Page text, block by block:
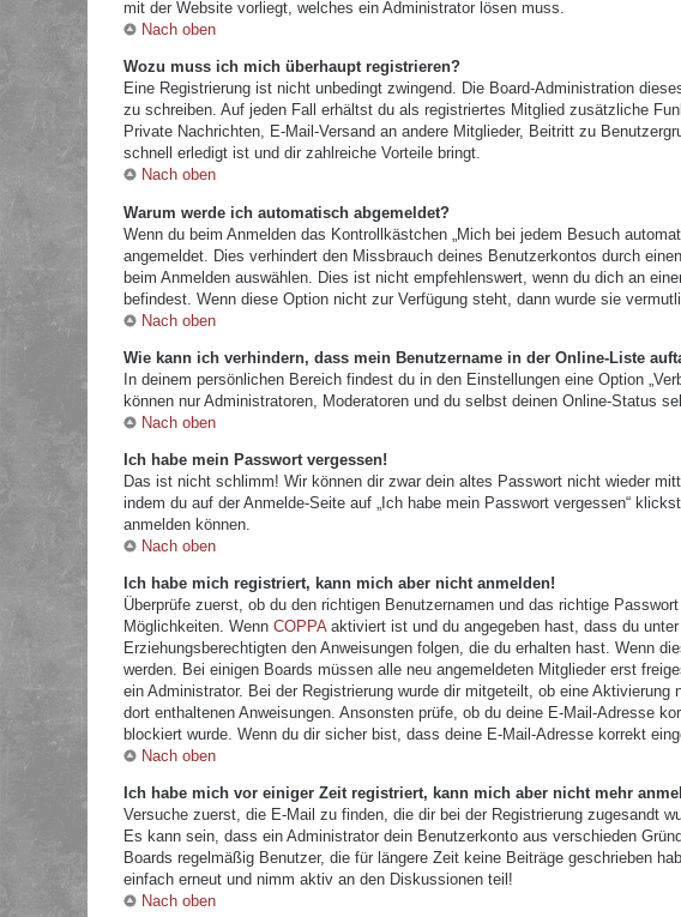
mit der Website vorliegt, welches ein Administrator lösen muss.
Nach oben
Wozu muss ich mich überhaupt registrieren?
Eine Registrierung ist nicht unbedingt zwingend. Die Board-Administration
zu schreiben. Auf jeden Fall erhältst du als registriertes Mitglied zusätzliche
Private Nachrichten, E-Mail-Versand an andere Mitglieder, Beitritt zu
schnell erledigt ist und dir zahlreiche Vorteile bringt.
Nach oben
Warum werde ich automatisch abgemeldet?
Wenn du beim Anmelden das Kontrollkästchen „Mich bei jedem Besuch
angemeldet. Dies verhindert den Missbrauch deines Benutzerkontos durch
beim Anmelden auswählen. Dies ist nicht empfehlenswert, wenn du dich an
befindest. Wenn diese Option nicht zur Verfügung steht, dann wurde sie
Nach oben
Wie kann ich verhindern, dass mein Benutzername in der Online-Liste
In deinem persönlichen Bereich findest du in den Einstellungen eine Option
können nur Administratoren, Moderatoren und du selbst deinen Online-Status
Nach oben
Ich habe mein Passwort vergessen!
Das ist nicht schlimm! Wir können dir zwar dein altes Passwort nicht wieder
indem du auf der Anmelde-Seite auf „Ich habe mein Passwort vergessen“
anmelden können.
Nach oben
Ich habe mich registriert, kann mich aber nicht anmelden!
Überprüfe zuerst, ob du den richtigen Benutzernamen und das richtige
Möglichkeiten. Wenn COPPAaktiviert ist und du angegeben hast, dass du
Erziehungsberechtigten den Anweisungen folgen, die du erhalten hast. Wenn
werden. Bei einigen Boards müssen alle neu angemeldeten Mitglieder erst
ein Administrator. Bei der Registrierung wurde dir mitgeteilt, ob eine
dort enthaltenen Anweisungen. Ansonsten prüfe, ob du deine E-Mail-Adresse
blockiert wurde. Wenn du dir sicher bist, dass deine E-Mail-Adresse korrekt
Nach oben
Ich habe mich vor einiger Zeit registriert, kann mich aber nicht mehr
Versuche zuerst, die E-Mail zu finden, die dir bei der Registrierung zugesandt
Es kann sein, dass ein Administrator dein Benutzerkonto aus verschieden
Boards regelmäßig Benutzer, die für längere Zeit keine Beiträge geschrieben
einfach erneut und nimm aktiv an den Diskussionen teil!
Nach oben